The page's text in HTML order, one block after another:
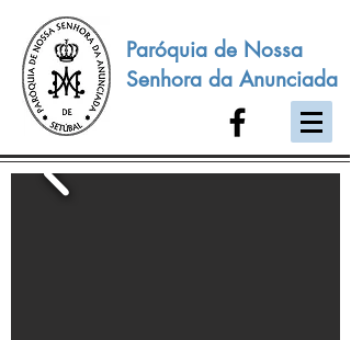
Paróquia de Nossa
Senhora da Anunciada